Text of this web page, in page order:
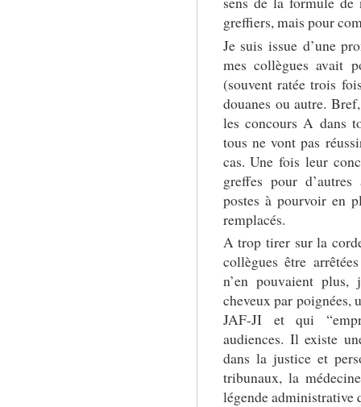
greffiers, mais pour
Je suis issue d’une
mes collègues avait
(souvent ratée trois
douanes ou autre.
les concours A dans
tous ne vont pas
cas. Une fois leur
greffes pour
postes à pourvoir en
remplacés.
A trop tirer sur la
collègues être
n’en pouvaient
cheveux par poignées,
JAF-JI et qui
audiences. Il existe
dans la justice et
tribunaux, la
légende administrative